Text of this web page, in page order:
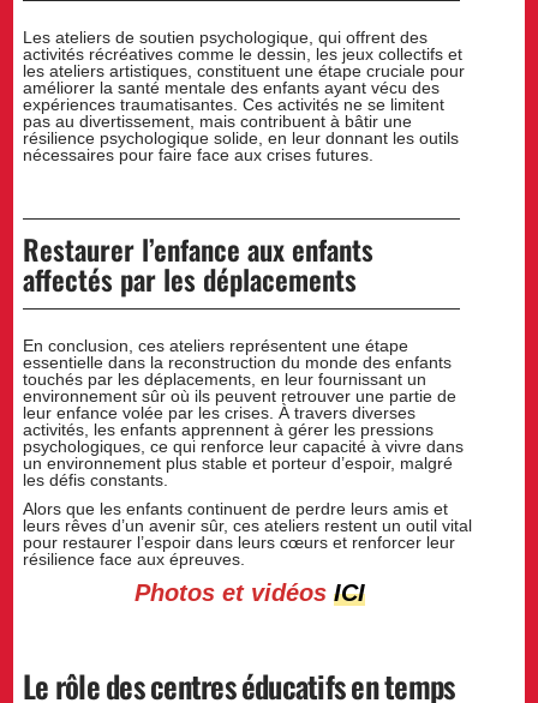
Les ateliers de soutien psychologique, qui offrent des
activités récréatives comme le dessin, les jeux collectifs et
les ateliers artistiques, constituent une étape cruciale pour
améliorer la santé mentale des enfants ayant vécu des
expériences traumatisantes. Ces activités ne se limitent
pas au divertissement, mais contribuent à bâtir une
résilience psychologique solide, en leur donnant les outils
nécessaires pour faire face aux crises futures.
Restaurer l’enfance aux enfants
affectés par les déplacements
En conclusion, ces ateliers représentent une étape
essentielle dans la reconstruction du monde des enfants
touchés par les déplacements, en leur fournissant un
environnement sûr où ils peuvent retrouver une partie de
leur enfance volée par les crises. À travers diverses
activités, les enfants apprennent à gérer les pressions
psychologiques, ce qui renforce leur capacité à vivre dans
un environnement plus stable et porteur d’espoir, malgré
les défis constants.
Alors que les enfants continuent de perdre leurs amis et
leurs rêves d’un avenir sûr, ces ateliers restent un outil vital
pour restaurer l’espoir dans leurs cœurs et renforcer leur
résilience face aux épreuves.
Photos et vidéos ICI
Le rôle des centres éducatifs en temps